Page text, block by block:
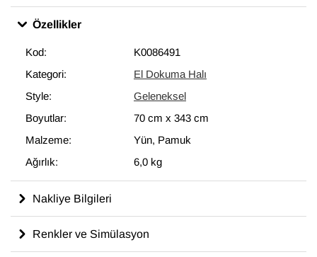
düşürmek için el makineleri ile traşlanan halıların gerekli
bakımları yapılarak satışa sunulur. Bu muhteşem dönüşüm,
ortaya çıkartır.
70 cm x 343 cm
ölçülerinde olan bu halı, pamuktan üzerine yün
ile dokunmuştur.
Özellikler
Kod:
K0086491
Kategori:
El Dokuma Halı
Style:
Geleneksel
Boyutlar:
70 cm x 343 cm
Malzeme:
Yün, Pamuk
Ağırlık:
6,0 kg
Nakliye Bilgileri
Renkler ve Simülasyon